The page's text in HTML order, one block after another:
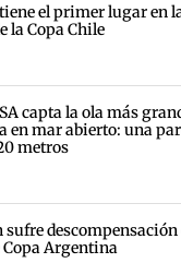
el primer lugar en
la Copa Chile
capta la ola más
en mar abierto: una
metros
sufre descompensación
Argentina